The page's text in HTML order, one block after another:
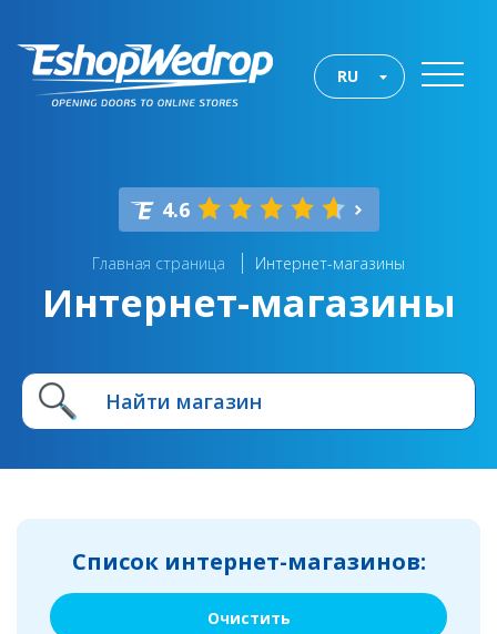
RU
4.6
Главная страница Интернет-магазины
Интернет-магазины
Список интернет-магазинов:
Очистить